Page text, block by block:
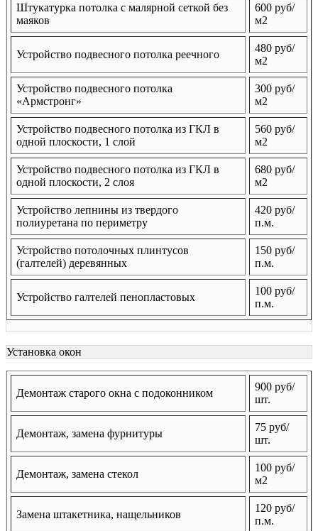
Штукатурка потолка с малярной сеткой без
маяков
600 руб/
м2
Устройство подвесного потолка реечного
480 руб/
м2
Устройство подвесного потолка
«Армстронг»
300 руб/
м2
Устройство подвесного потолка из ГКЛ в
одной плоскости, 1 слой
560 руб/
м2
Устройство подвесного потолка из ГКЛ в
одной плоскости, 2 слоя
680 руб/
м2
Устройство лепнины из твердого
полиуретана по периметру
420 руб/
п.м.
Устройство потолочных плинтусов
(галтелей) деревянных
150 руб/
п.м.
Устройство галтелей пенопластовых
100 руб/
п.м.
Установка окон
Демонтаж старого окна с подоконником
900 руб/
шт.
Демонтаж, замена фурнитуры
75 руб/
шт.
Демонтаж, замена стекол
100 руб/
м2
Замена штакетника, нащельников
120 руб/
п.м.